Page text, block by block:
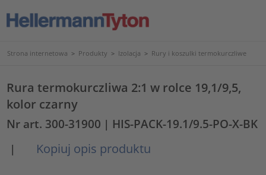
Strona internetowa > Produkty > Izolacja > Rury i koszulki termokurczliwe
Rura termokurczliwa 2:1 w rolce 19,1/9,5,
kolor czarny
Nr art. 300-31900 | HIS-PACK-19.1/9.5-PO-X-BK
|
Kopiuj opis produktu